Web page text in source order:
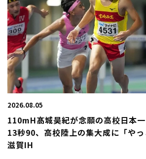
2026.08.05
110mH髙城昊紀が念願の高校日本
13秒90、高校陸上の集大成に「や
滋賀IH